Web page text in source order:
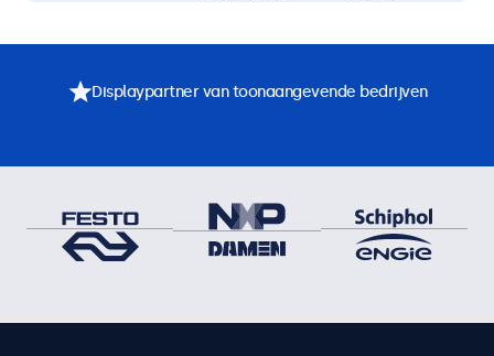
Displaypartner van toonaangevende bedrijven